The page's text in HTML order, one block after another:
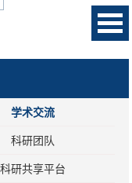
学术交流
科研团队
科研共享平台